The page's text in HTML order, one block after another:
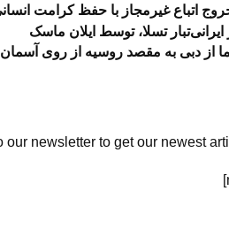
اتباع غیرمجاز با حفظ کرامت
ایرانی‌تبار تسلا، توسط ایلان ماسک
از دبی به مقصد روسیه از روی آسمان
our newsletter to get our newest